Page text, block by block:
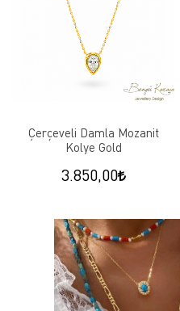
Çerçeveli Damla Mozanit
Kolye Gold
3.850,00